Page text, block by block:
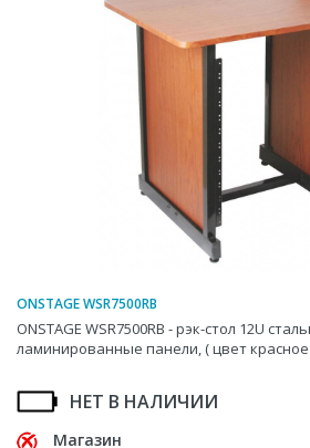
ONSTAGE WSR7500RB
ONSTAGE WSR7500RB - рэк-стол 12U
ламинированные панели, ( цвет
НЕТ В НАЛИЧИИ
Магазин